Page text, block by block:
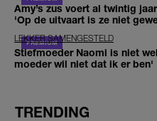
Amy’s zus voert al twintig
'Op de uitvaart is ze niet
LEKKER SAMENGESTELD
Stiefmoeder Naomi is niet
moeder wil niet dat ik er ben'
TRENDING